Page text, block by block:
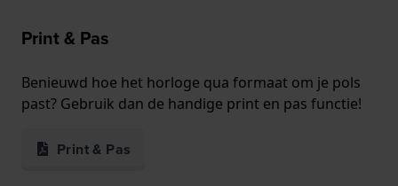
Print & Pas
Benieuwd hoe het horloge qua formaat om je pols
past? Gebruik dan de handige print en pas functie!
Print & Pas